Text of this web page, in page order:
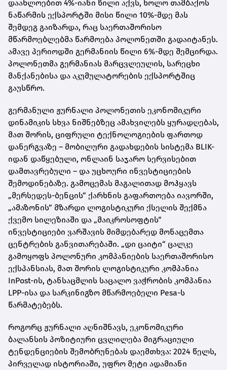
დაახლოებით 4%-იანი წილი აქვს, ხოლო თამბაქოს
ნაწარმის ექსპორტში მისი წილი 10%-მდე მას
შემდეგ გაიზარდა, რაც საერთაშორისო
მწარმოებლებმა წარმოება პოლონეთში გადაიტანეს.
ამავე პერიოდში გერმანიის წილი 6%-მდე შემცირდა.
პოლონეთმა გერმანიას მარცვლეულის, სარეცხი
მანქანებისა და აკუმულატორების ექსპორტშიც
გაუსწრო.
გერმანული ჟურნალი პოლონეთის ეკონომიკური
დინამიკის სხვა ნიშნებზეც ამახვილებს ყურადღებას,
მათ შორის, ციფრული ტექნოლოგიების ფართოდ
დანერგვაზე – მობილური გადახდების სისტემა BLIK-
იდან დაწყებული, ონლაინ საჯარო სერვისებით
დამთავრებული – და უცხოური ინვესტიციების
შემოდინებაზე. გამოცემას მაგალითად მოჰყავს
„მერსედეს-ბენცის“ ქარხნის გაფართოება იავორში,
„ამაზონის“ მზარდი ლოგისტიკური ქსელის შექმნა
ქვემო სილეზიაში და „მაიკროსოფტის“
ინვესტიციები ვარშავის მიმდებარედ მონაცემთა
ცენტრების განვითარებაში. „დი ცაიტი“ ცალკე
გამოყოფს პოლონური კომპანიების საერთაშორისო
ექსპანსიას, მათ შორის ლოგისტიკური კომპანია
InPost-ის, ტანსაცმლის საცალო ვაჭრობის კომპანია
LPP-ისა და სარკინიგზო მწარმოებელი Pesa-ს
წარმატებებს.
როგორც ჟურნალი აღნიშნავს, ეკონომიკური
ბალანსის პოზიტიური ცვლილება მიგრაციული
ტენდენციების შემობრუნებას დაემთხვა: 2024 წელს,
პირველად ისტორიაში, უფრო მეტი ადამიანი